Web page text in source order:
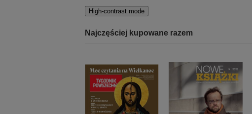
High-contrast mode
Najczęściej kupowane razem